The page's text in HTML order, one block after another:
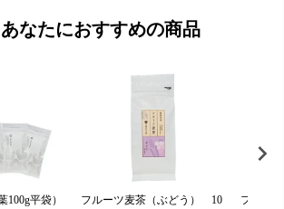
あなたにおすすめの商品
平袋）
フルーツ麦茶（ぶどう） 10
フルー